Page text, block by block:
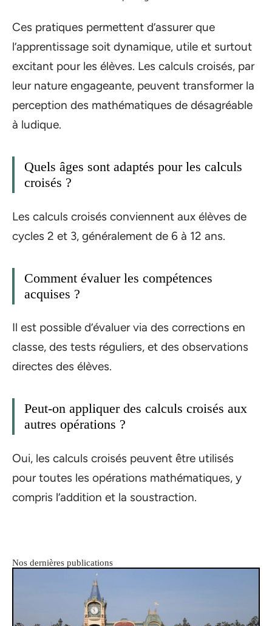
Ces pratiques permettent d’assurer que
l’apprentissage soit dynamique, utile et surtout
excitant pour les élèves. Les calculs croisés, par
leur nature engageante, peuvent transformer la
perception des mathématiques de désagréable
à ludique.
Quels âges sont adaptés pour les calculs
croisés ?
Les calculs croisés conviennent aux élèves de
cycles 2 et 3, généralement de 6 à 12 ans.
Comment évaluer les compétences
acquises ?
Il est possible d’évaluer via des corrections en
classe, des tests réguliers, et des observations
directes des élèves.
Peut-on appliquer des calculs croisés aux
autres opérations ?
Oui, les calculs croisés peuvent être utilisés
pour toutes les opérations mathématiques, y
compris l’addition et la soustraction.
Nos dernières publications